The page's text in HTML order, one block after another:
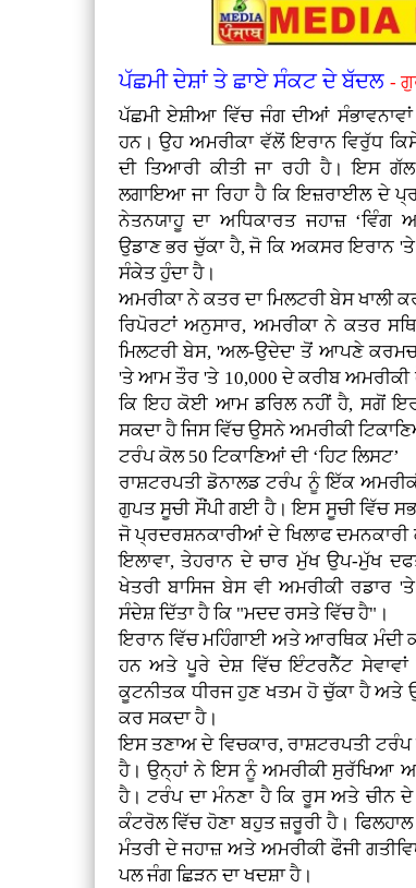
ਪੱਛਮੀ ਦੇਸ਼ਾਂ ਤੇ ਛਾਏ ਸੰਕਟ ਦੇ ਬੱਦਲ -
ਪੱਛਮੀ ਏਸ਼ੀਆ ਵਿੱਚ ਜੰਗ ਦੀਆਂ
ਹਨ। ਉਹ ਅਮਰੀਕਾ ਵੱਲੋਂ ਇਰਾਨ ਵਿਰੁੱਧ
ਦੀ ਤਿਆਰੀ ਕੀਤੀ ਜਾ ਰਹੀ ਹੈ। ਇਸ
ਲਗਾਇਆ ਜਾ ਰਿਹਾ ਹੈ ਕਿ ਇਜ਼ਰਾਈਲ ਦੇ
ਨੇਤਨਯਾਹੂ ਦਾ ਅਧਿਕਾਰਤ ਜਹਾਜ਼ ‘ਵਿੰਗ
ਉਡਾਣ ਭਰ ਚੁੱਕਾ ਹੈ, ਜੋ ਕਿ ਅਕਸਰ ਇਰਾਨ
ਸੰਕੇਤ ਹੁੰਦਾ ਹੈ।
ਅਮਰੀਕਾ ਨੇ ਕਤਰ ਦਾ ਮਿਲਟਰੀ ਬੇਸ ਖਾਲੀ
ਰਿਪੋਰਟਾਂ ਅਨੁਸਾਰ, ਅਮਰੀਕਾ ਨੇ ਕਤਰ
ਮਿਲਟਰੀ ਬੇਸ, 'ਅਲ-ਉਦੇਦ' ਤੋਂ ਆਪਣੇ
'ਤੇ ਆਮ ਤੌਰ 'ਤੇ 10,000 ਦੇ ਕਰੀਬ ਅਮਰੀਕੀ
ਕਿ ਇਹ ਕੋਈ ਆਮ ਡਰਿਲ ਨਹੀਂ ਹੈ, ਸਗੋਂ
ਸਕਦਾ ਹੈ ਜਿਸ ਵਿੱਚ ਉਸਨੇ ਅਮਰੀਕੀ
ਟਰੰਪ ਕੋਲ 50 ਟਿਕਾਣਿਆਂ ਦੀ ‘ਹਿਟ ਲਿਸਟ’
ਰਾਸ਼ਟਰਪਤੀ ਡੋਨਾਲਡ ਟਰੰਪ ਨੂੰ ਇੱਕ
ਗੁਪਤ ਸੂਚੀ ਸੌਂਪੀ ਗਈ ਹੈ। ਇਸ ਸੂਚੀ ਵਿੱਚ
ਜੋ ਪ੍ਰਦਰਸ਼ਨਕਾਰੀਆਂ ਦੇ ਖਿਲਾਫ
ਇਲਾਵਾ, ਤੇਹਰਾਨ ਦੇ ਚਾਰ ਮੁੱਖ ਉਪ-ਮੁੱਖ
ਖੇਤਰੀ ਬਾਸਿਜ ਬੇਸ ਵੀ ਅਮਰੀਕੀ
ਸੰਦੇਸ਼ ਦਿੱਤਾ ਹੈ ਕਿ "ਮਦਦ ਰਸਤੇ ਵਿੱਚ ਹੈ"।
ਇਰਾਨ ਵਿੱਚ ਮਹਿੰਗਾਈ ਅਤੇ ਆਰਥਿਕ ਮੰਦੀ
ਹਨ ਅਤੇ ਪੂਰੇ ਦੇਸ਼ ਵਿੱਚ ਇੰਟਰਨੈੱਟ ਸੇਵਾਵਾਂ
ਕੂਟਨੀਤਕ ਧੀਰਜ ਹੁਣ ਖਤਮ ਹੋ ਚੁੱਕਾ ਹੈ
ਕਰ ਸਕਦਾ ਹੈ।
ਇਸ ਤਣਾਅ ਦੇ ਵਿਚਕਾਰ, ਰਾਸ਼ਟਰਪਤੀ
ਹੈ। ਉਨ੍ਹਾਂ ਨੇ ਇਸ ਨੂੰ ਅਮਰੀਕੀ ਸੁਰੱਖਿਆ
ਹੈ। ਟਰੰਪ ਦਾ ਮੰਨਣਾ ਹੈ ਕਿ ਰੂਸ ਅਤੇ ਚੀਨ
ਕੰਟਰੋਲ ਵਿੱਚ ਹੋਣਾ ਬਹੁਤ ਜ਼ਰੂਰੀ ਹੈ।
ਮੰਤਰੀ ਦੇ ਜਹਾਜ਼ ਅਤੇ ਅਮਰੀਕੀ ਫੌਜੀ
ਪਲ ਜੰਗ ਛਿੜਨ ਦਾ ਖਦਸ਼ਾ ਹੈ।